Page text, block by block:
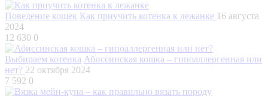
Поведение кошек Как приучить котенка к лежанке 16 августа
2024
12 630 0
Выбираем котенка Абиссинская кошка – гипоаллергенная или
нет? 22 октября 2024
7 592 0